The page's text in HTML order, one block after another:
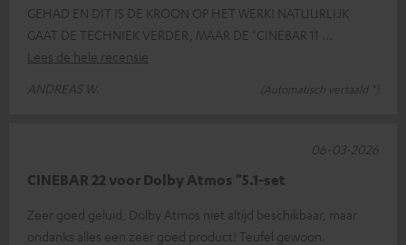
GEHAD EN DIT IS DE KROON OP HET WERK! NATUURLIJK
GAAT DE TECHNIEK VERDER, MAAR DE "CINEBAR 11
Lees de hele recensie
ANDREAS W.
(Automatisch vertaald *)
CINEBAR 22 voor Dolby Atmos "5.1-set
Zeer goed geluid, Dolby Atmos niet altijd beschikbaar, maar
ondanks alles een zeer goed product! Teufel gewoon.
06-03-2026